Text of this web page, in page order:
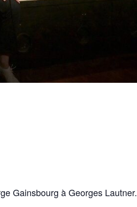
Gainsbourg à Georges Lautner.